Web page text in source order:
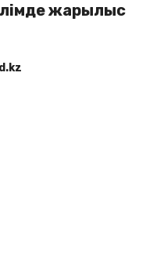
жарылыс